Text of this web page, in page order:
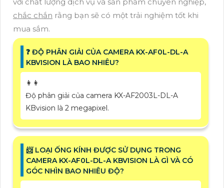
chắc chắn rằng bạn sẽ có một trải nghiệm tốt khi
mua sắm.
❓ ĐỘ PHÂN GIẢI CỦA CAMERA KX-AF0L-DL-A
KBVISION LÀ BAO NHIÊU?
️👩‍👩
Độ phân giải của camera KX-AF2003L-DL-A
KBvision là 2 megapixel.
📨 LOẠI ỐNG KÍNH ĐƯỢC SỬ DỤNG TRONG
CAMERA KX-AF0L-DL-A KBVISION LÀ GÌ VÀ CÓ
GÓC NHÌN BAO NHIÊU ĐỘ?